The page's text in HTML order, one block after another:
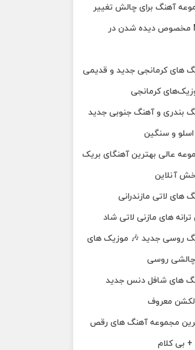
آهنگ برای چالش تغییر
ناخن MP3 مخصوص دیده شدن در
های کرمانجی جدید و قدیمی
کرمانجی
بندری و آهنگ جنوبی جدید
و سنگین
عالی بهترین آهنگای بریک
آنلاین
های لاتی مازندرانی
های مازنی لاتی شاد
روسی جدید 🎶 موزیک‌ های
روسی
های شافل دنس جدید
معروف
مجموعه آهنگ های رقص
+ بی کلام